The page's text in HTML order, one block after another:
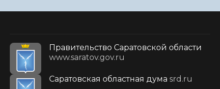
Правительство Саратовской области
www.saratov.gov.ru
Саратовская областная дума srd.ru